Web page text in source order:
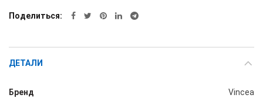
Поделиться
ДЕТАЛИ
Бренд Vincea